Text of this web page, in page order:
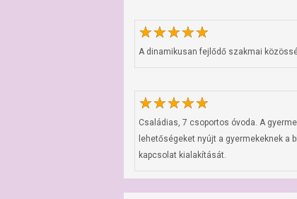
A dinamikusan fejlődő szakmai
Családias, 7 csoportos óvoda. A
lehetőségeket nyújt a gyermekeknek
kapcsolat kialakítását.